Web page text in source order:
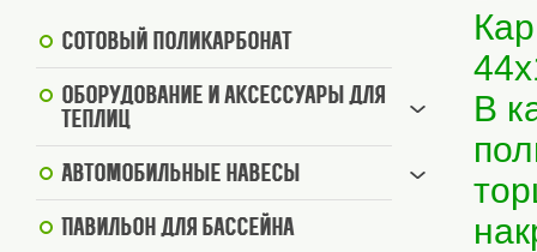
Сотовый поликарбонат
Оборудование и аксессуары для
теплиц
Автомобильные навесы
Павильон для бассейна
В